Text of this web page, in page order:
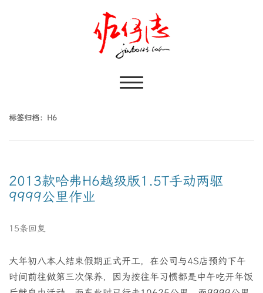
标签归档： H6
2013款哈弗H6越级版1.5T手动两驱
9999公里作业
15条回复
大年初八本人结束假期正式开工，在公司与4S店预约下午
时间前往做第三次保养，因为按往年习惯都是中午吃开年饭